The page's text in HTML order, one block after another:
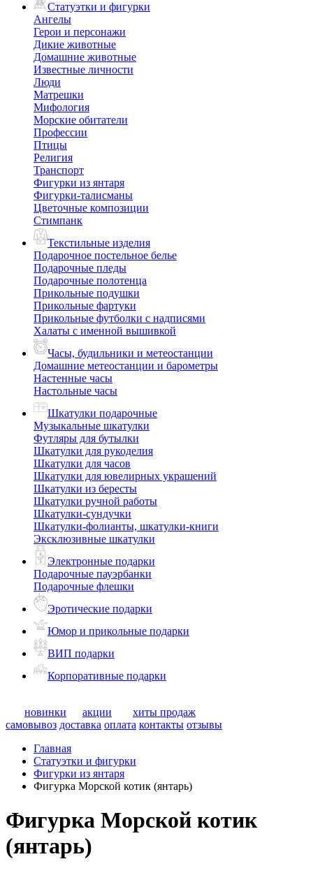
Статуэтки и фигурки
Ангелы
Герои и персонажи
Дикие животные
Домашние животные
Известные личности
Люди
Матрешки
Мифология
Морские обитатели
Профессии
Птицы
Религия
Транспорт
Фигурки из янтаря
Фигурки-талисманы
Цветочные композиции
Стимпанк
Текстильные изделия
Подарочное постельное белье
Подарочные пледы
Подарочные полотенца
Прикольные подушки
Прикольные фартуки
Прикольные футболки с надписями
Халаты с именной вышивкой
Часы, будильники и метеостанции
Домашние метеостанции и барометры
Настенные часы
Настольные часы
Шкатулки подарочные
Музыкальные шкатулки
Футляры для бутылки
Шкатулки для рукоделия
Шкатулки для часов
Шкатулки для ювелирных украшений
Шкатулки из бересты
Шкатулки ручной работы
Шкатулки-сундучки
Шкатулки-фолианты, шкатулки-книги
Эксклюзивные шкатулки
Электронные подарки
Подарочные пауэрбанки
Подарочные флешки
Эротические подарки
Юмор и прикольные подарки
ВИП подарки
Корпоративные подарки
новинки акции
хиты продаж
самовывоз доставка оплата контакты отзывы
Главная
Статуэтки и фигурки
Фигурки из янтаря
Фигурка Морской котик (янтарь)
Фигурка Морской котик
(янтарь)